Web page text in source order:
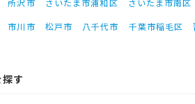
所沢市 さいたま市浦和区 さいたま市南区
市川市 松戸市 八千代市 千葉市稲毛区
す